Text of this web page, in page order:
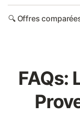
🔍 Offres
FAQs: